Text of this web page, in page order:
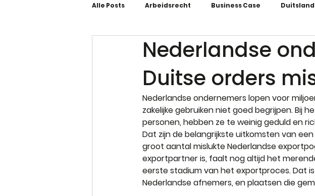
Alle Posts Arbeidsrecht Business Case
Nederlandse
Duitse orders
Nederlandse ondernemers lopen voor
zakelijke gebruiken niet goed begrijpen. Bij
personen, hebben ze te weinig geduld en
Dat zijn de belangrijkste uitkomsten van
groot aantal mislukte Nederlandse
exportpartner is, faalt nog altijd het
eerste stadium van het exportproces. Dat
Nederlandse afnemers, en plaatsen die